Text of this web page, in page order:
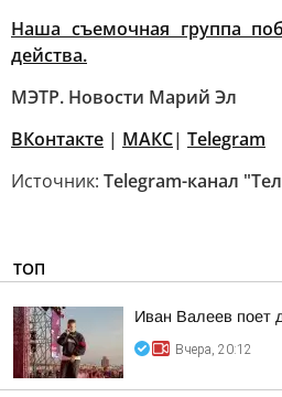
Наша съемочная группа
действа.
МЭТР. Новости Марий Эл
ВКонтакте | MAКС| Telegram
Источник: Telegram-канал
ТОП
Иван Валеев
Вчера, 20:12